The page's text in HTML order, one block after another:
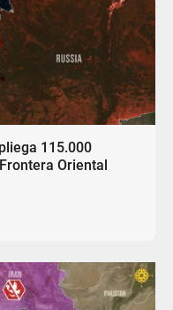
115.000
Oriental